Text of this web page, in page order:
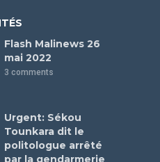
Flash Malinews 26
mai 2022
3 comments
Urgent: Sékou
Tounkara dit le
politologue arrêté
par la gendarmerie